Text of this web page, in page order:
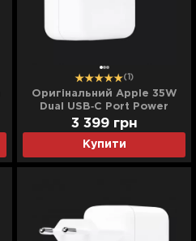
(1)
Оригінальний Apple 35W
Dual USB‑C Port Power
Adapter (MNWP3)
Купити
3 399 грн